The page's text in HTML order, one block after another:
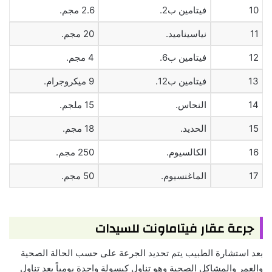
10 فيتامين ب2. 2.6 مجم.
11 نياسيناميد. 20 مجم.
12 فيتامين ب6. 4 مجم.
13 فيتامين ب12. 9 ميكروجرام.
14 النحاس. 15 ملجم.
15 الحديد. 18 مجم.
16 الكالسيوم. 250 مجم.
17 الماغنسيوم. 50 مجم.
جرعة عقار فيتاماونت للسيدات
بعد استشارة الطبيب يتم تحديد الجرعة على حسب الحالة الصحية
والعمر والمشاكل الصحية وهو تناول كبسولة واحدة يومياً بعد تناول